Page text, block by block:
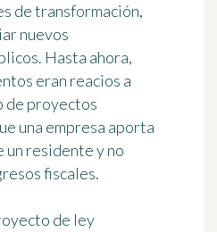
de transformación,
nuevos
Hasta ahora,
eran reacios a
de proyectos
una empresa aporta
un residente y no
fiscales.
de ley